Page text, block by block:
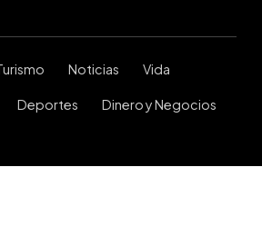
Noticias Vida
Deportes Dinero y Negocios